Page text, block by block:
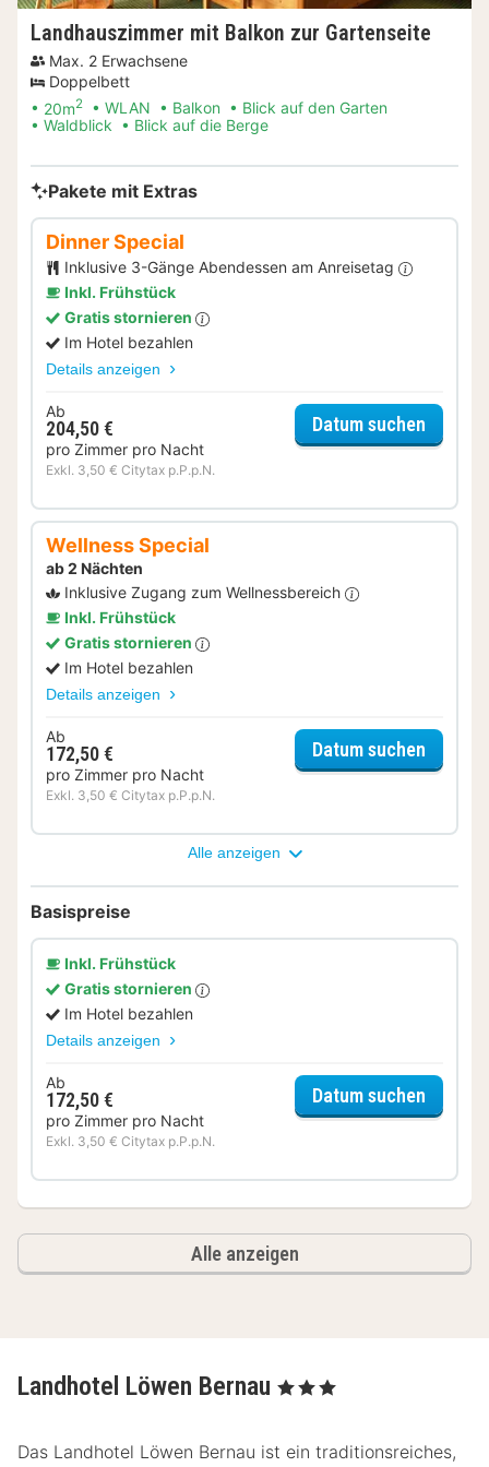
Landhauszimmer mit Balkon zur Gartenseite
Max. 2 Erwachsene
Doppelbett
20m2 WLAN Balkon
Blick auf den Garten
Waldblick
Blick auf die Berge
Pakete mit Extras
Dinner Special
Inklusive 3-Gänge Abendessen am Anreisetag
Inkl. Frühstück
Gratis stornieren
Im Hotel bezahlen
Details anzeigen
Ab
204,50 €
pro Zimmer pro Nacht
Exkl. 3,50 € Citytax p.P.p.N.
Datum suchen
Wellness Special
ab 2 Nächten
Inklusive Zugang zum Wellnessbereich
Inkl. Frühstück
Gratis stornieren
Im Hotel bezahlen
Details anzeigen
Ab
172,50 €
pro Zimmer pro Nacht
Exkl. 3,50 € Citytax p.P.p.N.
Datum suchen
Alle anzeigen
Basispreise
Inkl. Frühstück
Gratis stornieren
Im Hotel bezahlen
Details anzeigen
Ab
172,50 €
pro Zimmer pro Nacht
Exkl. 3,50 € Citytax p.P.p.N.
Datum suchen
Alle anzeigen
Landhotel Löwen Bernau , 3 Sterne
Das Landhotel Löwen Bernau ist ein traditionsreiches,